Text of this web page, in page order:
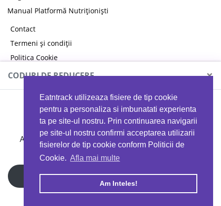
Eatntrack utilizeaza fisiere de tip cookie
pentru a personaliza si imbunatati experienta
ta pe site-ul nostru. Prin continuarea navigarii
pe site-ul nostru confirmi acceptarea utilizarii
fisierelor de tip cookie conform Politicii de
Cookie. Afla mai multe
Am Inteles!
Manual Platformă Nutriționiști
Contact
Termeni și condiții
Politica Cookie
Politica de confidențialitate
Copyright © 2026 EAT & TRACK S.R.L
CODURI DE REDUCERE ×
MYPROTEIN
Ai 40%reducere la orice comandă folosind codul
EATTRACK
Profită acum